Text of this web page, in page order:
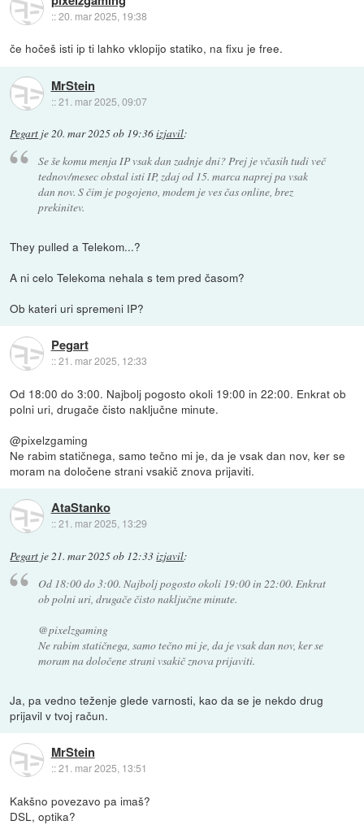
::20. mar 2025, 19:38
če hočeš isti ip ti lahko vklopijo statiko, na fixu je free.
MrStein
::21. mar 2025, 09:07
Pegart je20. mar 2025 ob 19:36izjavil:
Se še komu menja IP vsak dan zadnje dni? Prej je včasih tudi več
tednov/mesec obstal isti IP, zdaj od 15. marca naprej pa vsak
dan nov. S čim je pogojeno, modem je ves čas online, brez
prekinitev.
They pulled a Telekom...?
A ni celo Telekoma nehala s tem pred časom?
Ob kateri uri spremeni IP?
Pegart
::21. mar 2025, 12:33
Od 18:00 do 3:00. Najbolj pogosto okoli 19:00 in 22:00. Enkrat ob
polni uri, drugače čisto naključne minute.
@pixelzgaming
Ne rabim statičnega, samo tečno mi je, da je vsak dan nov, ker se
moram na določene strani vsakič znova prijaviti.
AtaStanko
::21. mar 2025, 13:29
Pegart je21. mar 2025 ob 12:33izjavil:
Od 18:00 do 3:00. Najbolj pogosto okoli 19:00 in 22:00. Enkrat
ob polni uri, drugače čisto naključne minute.
@pixelzgaming
Ne rabim statičnega, samo tečno mi je, da je vsak dan nov, ker se
moram na določene strani vsakič znova prijaviti.
Ja, pa vedno teženje glede varnosti, kao da se je nekdo drug
prijavil v tvoj račun.
MrStein
::21. mar 2025, 13:51
Kakšno povezavo pa imaš?
DSL, optika?